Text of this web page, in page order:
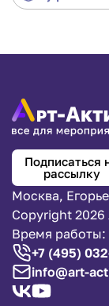
для
Подписаться
рассылку
Москва,
Copyright
Время работы:
+7 (495)
info@art-